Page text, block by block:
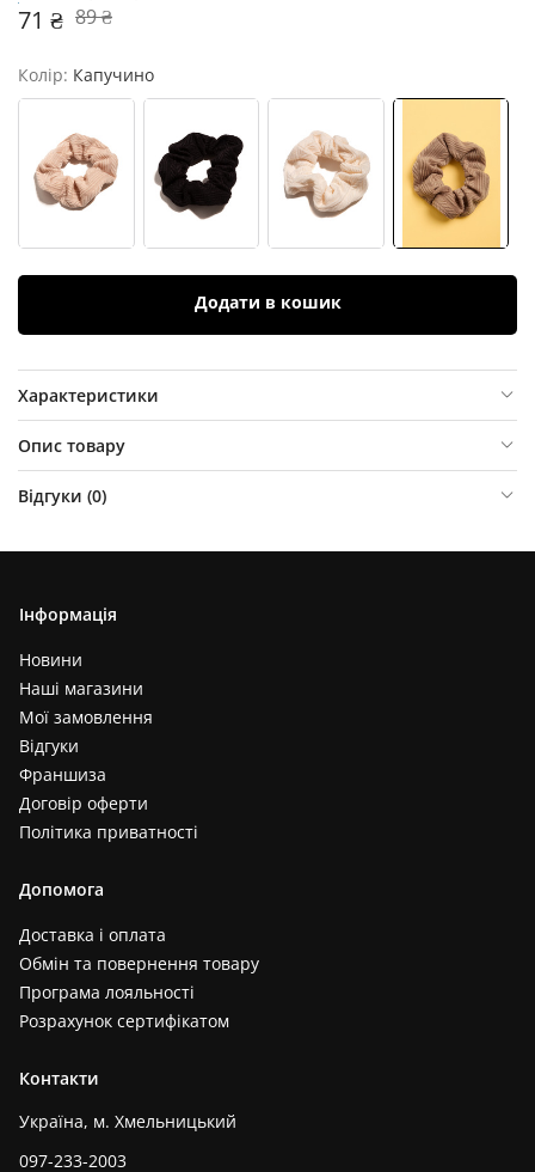
71 ₴ 89 ₴
Колір: Капучино
Додати в кошик
Характеристики
Опис товару
Відгуки (0)
Інформація
Новини
Наші магазини
Мої замовлення
Відгуки
Франшиза
Договір оферти
Політика приватності
Допомога
Доставка і оплата
Обмін та повернення товару
Програма лояльності
Розрахунок сертифікатом
Контакти
Україна, м. Хмельницький
097-233-2003